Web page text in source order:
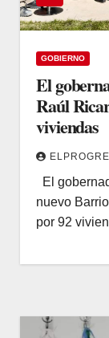
GOBIERNO
El
Raúl
viviendas
El
nuevo
por 92